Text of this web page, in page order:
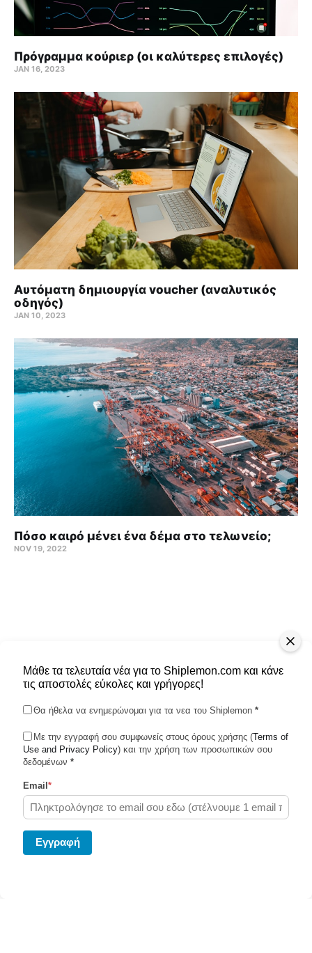
Πρόγραμμα κούριερ (οι καλύτερες επιλογές)
JAN 16, 2023
Αυτόματη δημιουργία voucher (αναλυτικός
οδηγός)
JAN 10, 2023
Πόσο καιρό μένει ένα δέμα στο τελωνείο;
NOV 19, 2022
Shiplemon © 2026
Powered by Ghost
Μάθε τα τελευταία νέα για το Shiplemon.com και κάνε
τις αποστολές εύκολες και γρήγορες!
Θα ήθελα να ενημερώνομαι για τα νεα του Shiplemon *
Με την εγγραφή σου συμφωνείς στους όρους χρήσης (Terms of
Use and Privacy Policy) και την χρήση των προσωπικών σου
δεδομένων *
Email *
Eγγραφή